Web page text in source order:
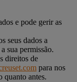
e pode gerir as
seus dados a
sua permissão.
direitos de
para nos
quanto antes.